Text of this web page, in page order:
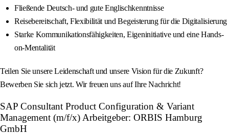
Fließende Deutsch- und gute Englischkenntnisse
Reisebereitschaft, Flexibilität und Begeisterung für die Digitalisierung
Starke Kommunikationsfähigkeiten, Eigeninitiative und eine Hands-
on-Mentalität
Teilen Sie unsere Leidenschaft und unsere Vision für die Zukunft?
Bewerben Sie sich jetzt. Wir freuen uns auf Ihre Nachricht!
SAP Consultant Product Configuration & Variant
Management (m/f/x) Arbeitgeber: ORBIS Hamburg
GmbH